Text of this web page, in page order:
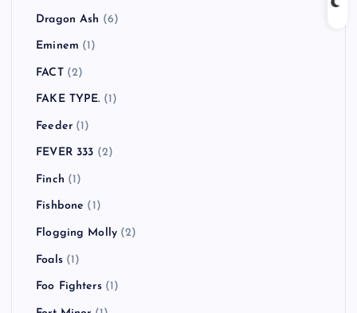
Dragon Ash (6)
Eminem (1)
FACT(2)
FAKE TYPE. (1)
Feeder(1)
FEVER 333 (2)
Finch (1)
Fishbone (1)
Flogging Molly (2)
Foals(1)
Foo Fighters(1)